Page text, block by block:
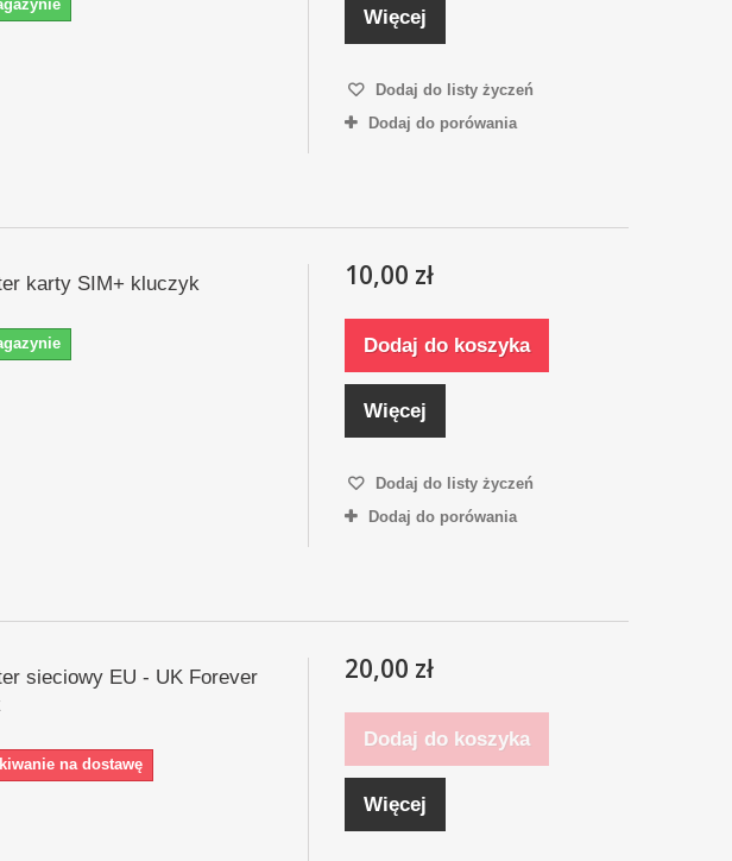
Więcej
Dodaj do listy życzeń
Dodaj do porówania
karty SIM+ kluczyk 10,00 zł
Dodaj do koszyka
Więcej
Dodaj do listy życzeń
Dodaj do porówania
sieciowy EU - UK Forever
na dostawę
20,00 zł
Dodaj do koszyka
Więcej